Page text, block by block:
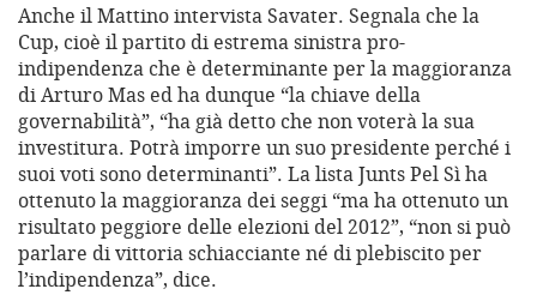
Anche il Mattino intervista Savater. Segnala che la
Cup, cioè il partito di estrema sinistra pro-
indipendenza che è determinante per la maggioranza
di Arturo Mas ed ha dunque “la chiave della
governabilità”, “ha già detto che non voterà la sua
investitura. Potrà imporre un suo presidente perché i
suoi voti sono determinanti”. La lista Junts Pel Sì ha
ottenuto la maggioranza dei seggi “ma ha ottenuto un
risultato peggiore delle elezioni del 2012”, “non si può
parlare di vittoria schiacciante né di plebiscito per
l’indipendenza”, dice.